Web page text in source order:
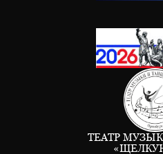
ТЕАТР